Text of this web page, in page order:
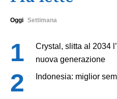
Oggi Settimana
Crystal, slitta al 2034
nuova generazione
Indonesia: miglior